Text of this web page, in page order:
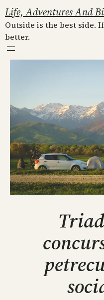
Skip
to
content
Life, Adventures And
Outside is the best side.
better.